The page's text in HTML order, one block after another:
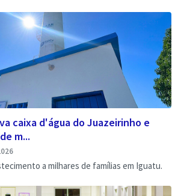
caixa d'água do Juazeirinho e
m...
a milhares de famílias em Iguatu.